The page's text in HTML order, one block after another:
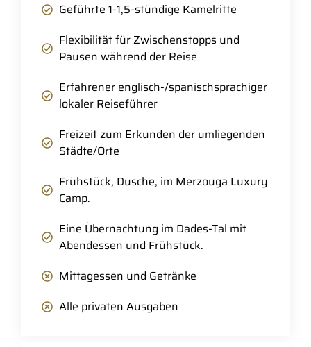
Geführte 1-1,5-stündige Kamelritte
Flexibilität für Zwischenstopps und
Pausen während der Reise
Erfahrener englisch-/spanischsprachiger
lokaler Reiseführer
Freizeit zum Erkunden der umliegenden
Städte/Orte
Frühstück, Dusche, im Merzouga Luxury
Camp.
Eine Übernachtung im Dades-Tal mit
Abendessen und Frühstück.
Mittagessen und Getränke
Alle privaten Ausgaben